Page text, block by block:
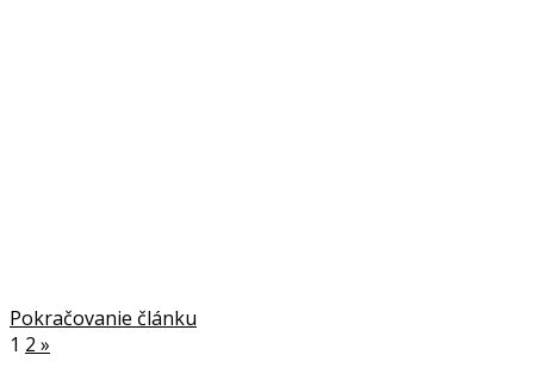
Pokračovanie článku
1 2 »